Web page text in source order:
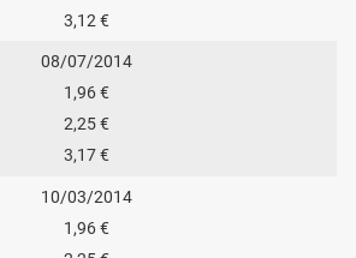
3,12 €
08/07/2014
1,96 €
2,25 €
3,17 €
10/03/2014
1,96 €